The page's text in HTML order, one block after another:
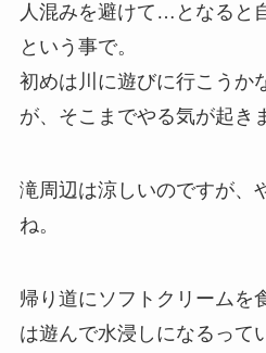
人混みを避けて…となると
という事で。
初めは川に遊びに行こうか
が、そこまでやる気が起
滝周辺は涼しいのですが、
ね。
帰り道にソフトクリームを
は遊んで水浸しになるって